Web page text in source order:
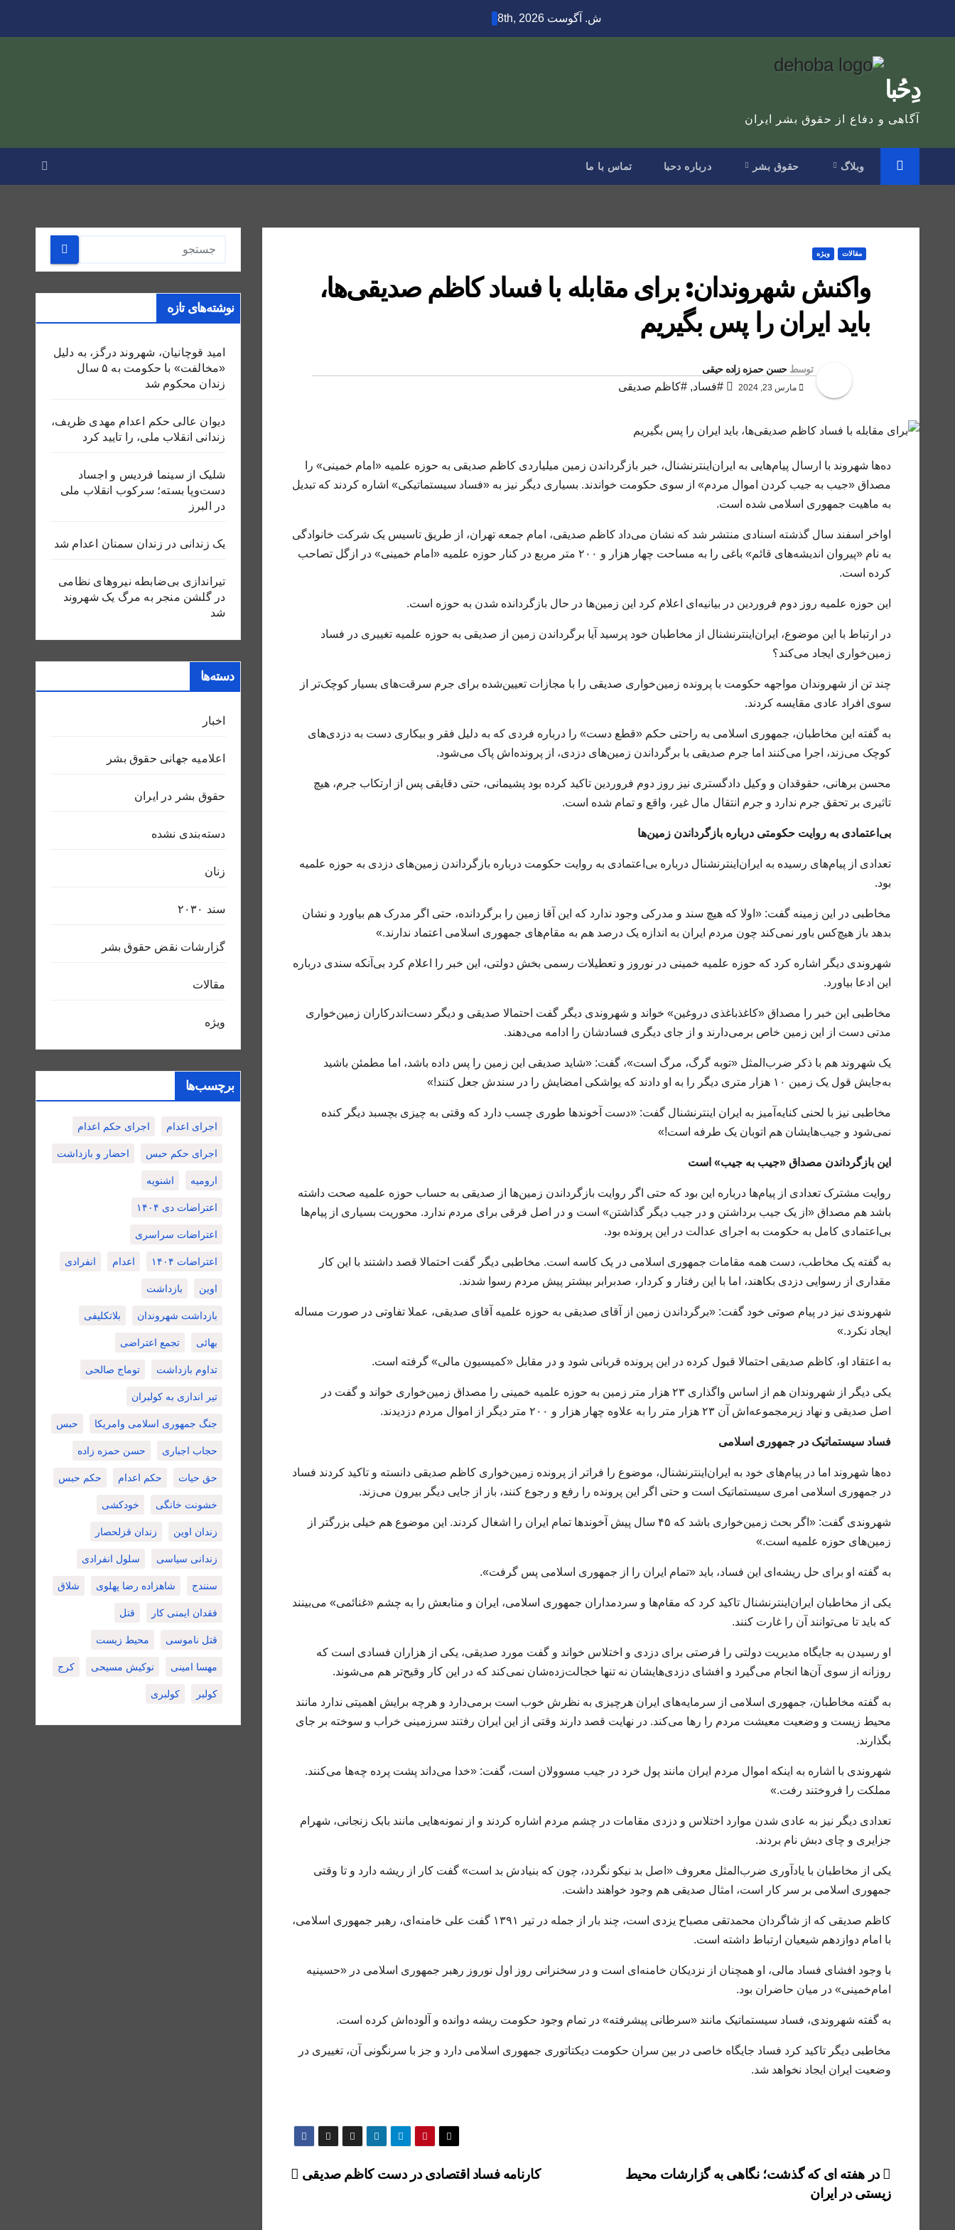
ش. آگوست 8th, 2026
دِحُبا
آگاهی و دفاع از حقوق بشر ایران
وبلاگ حقوق بشر درباره دحبا تماس با ما
مقالات ویژه
واکنش شهروندان: برای مقابله با فساد کاظم صدیقی‌‌ها،
باید ایران را پس بگیریم
توسطحسن حمزه زاده حیقی
مارس 23, 2024 #فساد, #کاظم صدیقی
ده‌ها شهروند با ارسال پیام‌هایی به ایران‌اینترنشنال، خبر بازگرداندن زمین‌ میلیاردی کاظم صدیقی به حوزه علمیه «امام خمینی» را
مصداق «جیب به جیب کردن اموال مردم» از سوی حکومت خواندند. بسیاری دیگر نیز به «فساد سیستماتیکی» اشاره کردند که تبدیل
به ماهیت جمهوری اسلامی شده است.
اواخر اسفند سال گذشته اسنادی منتشر شد که نشان می‌داد کاظم صدیقی، امام جمعه تهران، از طریق تاسیس یک شرکت خانوادگی
به نام «پیروان اندیشه‌های قائم» باغی را به مساحت چهار هزار و ۲۰۰ متر مربع در کنار حوزه علمیه «امام خمینی» در ازگل تصاحب
کرده است.
این حوزه علمیه روز دوم فروردین در بیانیه‌ای اعلام کرد این زمین‌ها در حال بازگردانده شدن به حوزه است.
در ارتباط با این موضوع، ایران‌اینترنشنال از مخاطبان خود پرسید آیا برگرداندن زمین از صدیقی به حوزه علمیه تغییری در فساد
زمین‌خواری ایجاد می‌کند؟
چند تن از شهروندان مواجهه حکومت با پرونده زمین‌خواری صدیقی را با مجازات تعیین‌شده برای جرم سرقت‌های بسیار کوچک‌تر از
سوی افراد عادی مقایسه کردند.
به گفته این مخاطبان، جمهوری اسلامی به راحتی حکم «قطع دست» را درباره فردی که به دلیل فقر و بیکاری دست به دزدی‌های
کوچک می‌زند، اجرا می‌کنند اما جرم صدیقی با برگرداندن زمین‌های دزدی، از پرونده‌اش پاک می‌شود.
محسن برهانی، حقوقدان و وکیل دادگستری نیز روز دوم فروردین تاکید کرده بود پشیمانی، حتی دقایقی پس از ارتکاب جرم، هیچ
تاثیری بر تحقق جرم ندارد و جرم انتقال مال غیر، واقع و تمام شده است.
بی‌اعتمادی به روایت حکومتی درباره بازگرداندن زمین‌ها
تعدادی از پیام‌های رسیده به ایران‌اینترنشنال درباره بی‌اعتمادی به روایت حکومت درباره بازگرداندن زمین‌های دزدی به حوزه علمیه
بود.
مخاطبی در این زمینه گفت: «اولا که هیچ سند و مدرکی وجود ندارد که این آقا زمین را برگردانده، حتی اگر مدرک هم بیاورد و نشان
بدهد باز هیچ‌کس باور نمی‌کند چون مردم ایران به اندازه یک درصد هم به مقام‌های جمهوری اسلامی اعتماد ندارند.»
شهروندی دیگر اشاره کرد که حوزه علمیه خمینی در نوروز و تعطیلات رسمی بخش دولتی، این خبر را اعلام کرد بی‌آنکه سندی درباره
این ادعا بیاورد.
مخاطبی این خبر را مصداق «کاغذباغذی دروغین» خواند و شهروندی دیگر گفت احتمالا صدیقی و دیگر دست‌اندرکاران زمین‌خواری
مدتی دست از این زمین خاص برمی‌دارند و از جای دیگری فسادشان را ادامه می‌دهند.
یک شهروند هم با ذکر ضرب‌المثل «توبه گرگ، مرگ است»، گفت: «شاید صدیقی این زمین را پس داده باشد، اما مطمئن باشید
به‌جایش قول یک زمین ۱۰ هزار متری دیگر را به او دادند که یواشکی امضایش را در سندش جعل کنند!»
مخاطبی نیز با لحنی کنایه‌آمیز به ایران اینترنشنال گفت: «دست آخوندها طوری چسب دارد که وقتی به چیزی بچسبد دیگر کنده
نمی‌شود و جیب‌هایشان هم اتوبان یک طرفه است!»
این بازگرداندن مصداق «جیب به جیب» است
روایت مشترک تعدادی از پیام‌ها درباره این بود که حتی اگر روایت بازگرداندن زمین‌ها از صدیقی به حساب حوزه علمیه صحت داشته
باشد هم مصداق «از یک جیب برداشتن و در جیب دیگر گذاشتن» است و در اصل فرقی برای مردم ندارد. محوریت بسیاری از پیام‌ها
بی‌اعتمادی کامل به حکومت به اجرای عدالت در این پرونده بود.
به گفته یک مخاطب، دست همه مقامات جمهوری اسلامی در یک کاسه است. مخاطبی دیگر گفت احتمالا قصد داشتند با این کار
مقداری از رسوایی دزدی بکاهند، اما با این رفتار و کردار، صدبرابر بیشتر پیش مردم رسوا شدند.
شهروندی نیز در پیام صوتی خود گفت: «برگرداندن زمین از آقای صدیقی به حوزه علمیه آقای صدیقی، عملا تفاوتی در صورت مساله
ایجاد نکرد.»
به اعتقاد او، کاظم صدیقی احتمالا قبول کرده در این پرونده قربانی شود و در مقابل «کمیسیون مالی» گرفته است.
یکی دیگر از شهروندان هم از اساس واگذاری ۲۳ هزار متر زمین به حوزه علمیه خمینی را مصداق زمین‌خواری خواند و گفت در
اصل صدیقی و نهاد زیرمجموعه‌اش آن ۲۳ هزار متر را به علاوه چهار هزار و ۲۰۰ متر دیگر از اموال مردم دزدیدند.
فساد سیستماتیک در جمهوری اسلامی
ده‌ها شهروند اما در پیام‌های خود به ایران‌اینترنشنال، موضوع را فراتر از پرونده زمین‌خواری کاظم صدیقی دانسته و تاکید کردند فساد
در جمهوری اسلامی امری سیستماتیک است و حتی اگر این پرونده را رفع و رجوع کنند، باز از جایی دیگر بیرون می‌زند.
شهروندی گفت: «اگر بحث زمین‌خواری باشد که ۴۵ سال پیش آخوندها تمام ایران را اشغال کردند. این موضوع هم خیلی بزرگتر از
زمین‌های حوزه علمیه است.»
به گفته او برای حل ریشه‌ای این فساد، باید «تمام ایران را از جمهوری اسلامی پس گرفت».
یکی از مخاطبان ایران‌اینترنشنال تاکید کرد که مقام‌ها و سردمداران جمهوری اسلامی، ایران و منابعش را به چشم «غنائمی» می‌بینند
که باید تا می‌توانند آن را غارت کنند.
او رسیدن به جایگاه مدیریت دولتی را فرصتی برای دزدی و اختلاس خواند و گفت مورد صدیقی، یکی از هزاران فسادی است که
روزانه از سوی آن‌ها انجام می‌گیرد و افشای دزدی‌هایشان نه تنها خجالت‌زده‌شان نمی‌کند که در این کار وقیح‌تر هم می‌شوند.
به گفته مخاطبان، جمهوری اسلامی از سرمایه‌های ایران هرچیزی به نظرش خوب است برمی‌دارد و هرچه برایش اهمیتی ندارد مانند
محیط زیست و وضعیت معیشت مردم را رها می‌کند. در نهایت قصد دارند وقتی از این ایران رفتند سرزمینی خراب و سوخته بر جای
بگذارند.
شهروندی با اشاره به اینکه اموال مردم ایران مانند پول خرد در جیب مسوولان است، گفت: «خدا می‌داند پشت پرده چه‌ها می‌کنند.
مملکت را فروختند رفت.»
تعدادی دیگر نیز به عادی شدن موارد اختلاس و دزدی مقامات در چشم مردم اشاره کردند و از نمونه‌هایی مانند بابک زنجانی، شهرام
جزایری و چای دبش نام بردند.
یکی از مخاطبان با یادآوری ضرب‌المثل معروف «اصل بد نیکو نگردد، چون که بنیادش بد است» گفت کار از ریشه دارد و تا وقتی
جمهوری اسلامی بر سر کار است، امثال صدیقی هم وجود خواهند داشت.
کاظم صدیقی که از شاگردان محمدتقی مصباح یزدی است، چند بار از جمله در تیر ۱۳۹۱ گفت علی خامنه‌ای، رهبر جمهوری اسلامی،
با امام دوازدهم شیعیان ارتباط داشته است.
با وجود افشای فساد مالی، او همچنان از نزدیکان خامنه‌ای است و در سخنرانی روز اول نوروز رهبر جمهوری اسلامی در «حسینیه
امام‌خمینی» در میان حاضران بود.
به گفته شهروندی، فساد سیستماتیک مانند «سرطانی پیشرفته» در تمام وجود حکومت ریشه دوانده و آلوده‌اش کرده است.
مخاطبی دیگر تاکید کرد فساد جایگاه خاصی در بین سران حکومت دیکتاتوری جمهوری اسلامی دارد و جز با سرنگونی آن، تغییری در
وضعیت ایران ایجاد نخواهد شد.
راهبری
نوشته
کارنامه فساد اقتصادی در دست کاظم صدیقی
در هفته ای که گذشت؛ نگاهی به گزارشات محیط
زیستی در ایران
نوشته‌های تازه
امید قوچانیان، شهروند درگز، به دلیل
«مخالفت» با حکومت به ۵ سال
زندان محکوم شد
دیوان عالی حکم اعدام مهدی ظریف،
زندانی انقلاب ملی، را تایید کرد
شلیک از سینما فردیس و اجساد
دست‌وپا بسته؛ سرکوب انقلاب ملی
در البرز
یک زندانی در زندان سمنان اعدام شد
تیراندازی بی‌ضابطه نیروهای نظامی
در گلشن منجر به مرگ یک شهروند
شد
دسته‌ها
اخبار
اعلاميه جهانی حقوق بشر
حقوق بشر در ایران
دسته‌بندی نشده
زنان
سند ٢٠٣٠
گزارشات نقض حقوق بشر
مقالات
ویژه
برچسب‌ها
اجرای اعدام اجرای حکم اعدام
اجرای حکم حبس احضار و بازداشت
ارومیه اشنویه
اعتراضات دی ۱۴۰۴
اعتراضات سراسری
اعتراضات ۱۴۰۴ اعدام انفرادی
اوین بازداشت
بازداشت شهروندان بلاتکلیفی
بهائی تجمع اعتراضی
تداوم بازداشت توماج صالحی
تیر اندازی به کولبران
جنگ جمهوری اسلامی وامریکا حبس
حجاب اجباری حسن حمزه زاده
حق حیات حکم اعدام حکم حبس
خشونت خانگی خودکشی
زندان اوین زندان قزلحصار
زندانی سیاسی سلول انفرادی
سنندج شاهزاده رضا پهلوی شلاق
فقدان ایمنی کار قتل
قتل ناموسی محیط زیست
مهسا امینی نوکیش مسیحی کرج
کولبر کولبری